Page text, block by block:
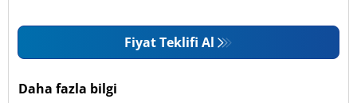
Fiyat Teklifi Al
Daha fazla bilgi